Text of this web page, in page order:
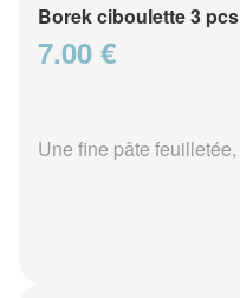
Borek ciboulette 3 pcs
7.00 €
Une fine pâte